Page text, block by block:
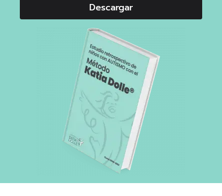
Descargar